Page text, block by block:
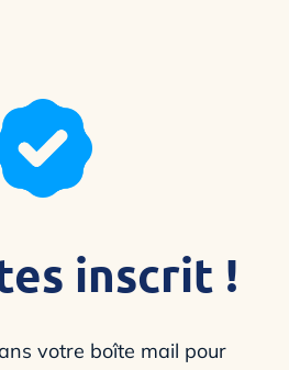
inscrit !
votre boîte mail pour